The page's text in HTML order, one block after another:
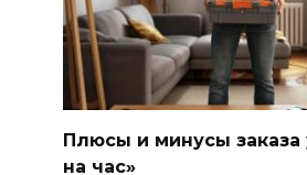
Плюсы и минусы заказа
на час»